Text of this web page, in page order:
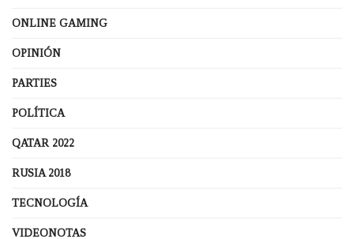
ONLINE GAMING
OPINIÓN
PARTIES
POLÍTICA
QATAR 2022
RUSIA 2018
TECNOLOGÍA
VIDEONOTAS